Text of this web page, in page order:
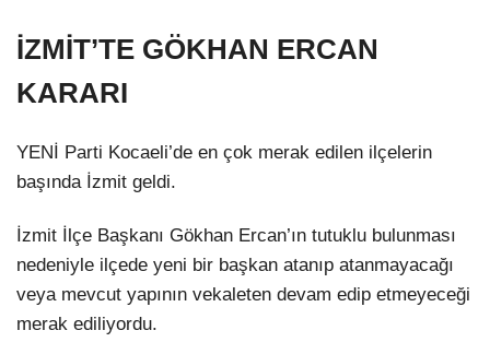
İZMİT’TE GÖKHAN ERCAN
KARARI
YENİ Parti Kocaeli’de en çok merak edilen ilçelerin
başında İzmit geldi.
İzmit İlçe Başkanı Gökhan Ercan’ın tutuklu bulunması
nedeniyle ilçede yeni bir başkan atanıp atanmayacağı
veya mevcut yapının vekaleten devam edip etmeyeceği
merak ediliyordu.